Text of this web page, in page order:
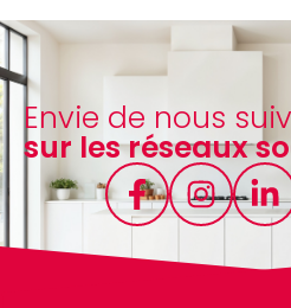
Envie de nous
sur les réseaux